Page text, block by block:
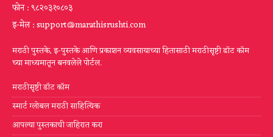
फोन : ९८२०३१०८०३
इ-मेल : support@marathisrushti.com
मराठी पुस्तके, इ-पुस्तके आणि प्रकाशन व्यवसायाच्या हितासाठी मराठीसृष्टी डॉट कॉम
च्या माध्यमातून बनवलेले पोर्टल.
मराठीसृष्टी डॉट कॉम
स्मार्ट ग्लोबल मराठी साहित्यिक
आपल्या पुस्तकाची जाहिरात करा